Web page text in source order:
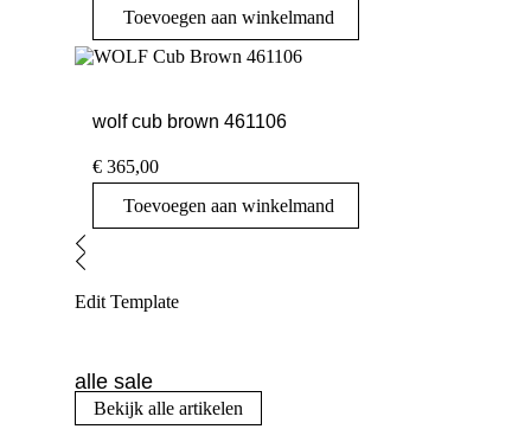
Toevoegen aan winkelmand
wolf cub brown 461106
€ 365,00
Toevoegen aan winkelmand
Edit Template
alle sale
Bekijk alle artikelen